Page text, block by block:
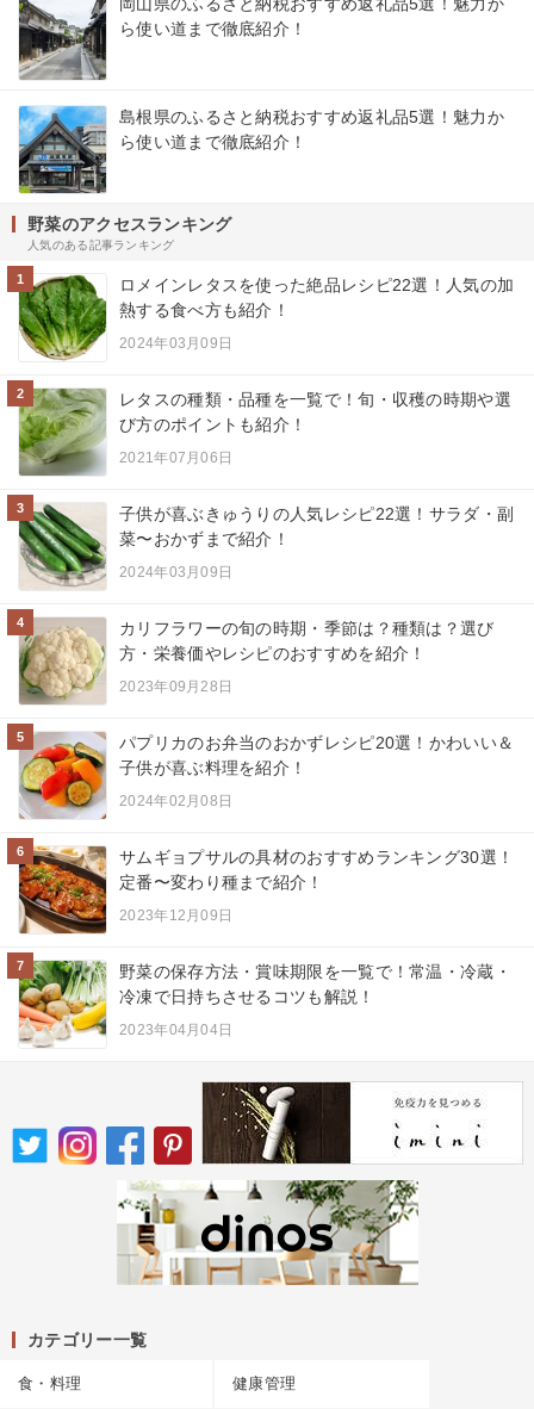
ら使い道まで徹底紹介！
島根県のふるさと納税おすすめ返礼品5選！魅力か
ら使い道まで徹底紹介！
野菜のアクセスランキング
人気のある記事ランキング
1
ロメインレタスを使った絶品レシピ22選！人気の加
熱する食べ方も紹介！
2024年03月09日
2
レタスの種類・品種を一覧で！旬・収穫の時期や選
び方のポイントも紹介！
2021年07月06日
3
子供が喜ぶきゅうりの人気レシピ22選！サラダ・副
菜〜おかずまで紹介！
2024年03月09日
4
カリフラワーの旬の時期・季節は？種類は？選び
方・栄養価やレシピのおすすめを紹介！
2023年09月28日
5
パプリカのお弁当のおかずレシピ20選！かわいい＆
子供が喜ぶ料理を紹介！
2024年02月08日
6
サムギョプサルの具材のおすすめランキング30選！
定番〜変わり種まで紹介！
2023年12月09日
7
野菜の保存方法・賞味期限を一覧で！常温・冷蔵・
冷凍で日持ちさせるコツも解説！
2023年04月04日
カテゴリー一覧
食・料理 健康管理